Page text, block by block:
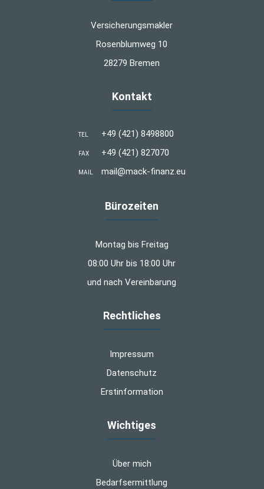
Versicherungsmakler
Rosenblumweg 10
28279 Bremen
Kontakt
TEL +49 (421) 8498800
FAX +49 (421) 827070
MAIL mail@mack-finanz.eu
Bürozeiten
Montag bis Freitag
08:00 Uhr bis 18:00 Uhr
und nach Vereinbarung
Rechtliches
Impressum
Datenschutz
Erstinformation
Wichtiges
Über mich
Bedarfsermittlung